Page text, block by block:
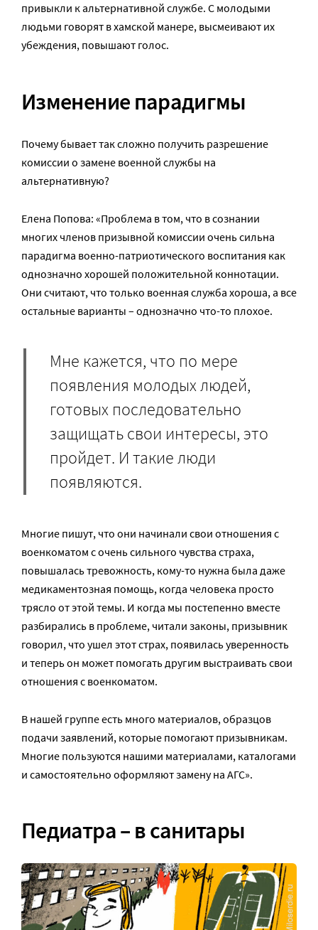
привыкли к альтернативной службе. С молодыми
людьми говорят в хамской манере, высмеивают их
убеждения, повышают голос.
Изменение парадигмы
Почему бывает так сложно получить разрешение
комиссии о замене военной службы на
альтернативную?
Елена Попова: «Проблема в том, что в сознании
многих членов призывной комиссии очень сильна
парадигма военно-патриотического воспитания как
однозначно хорошей положительной коннотации.
Они считают, что только военная служба хороша, а все
остальные варианты – однозначно что-то плохое.
Мне кажется, что по мере
появления молодых людей,
готовых последовательно
защищать свои интересы, это
пройдет. И такие люди
появляются.
Многие пишут, что они начинали свои отношения с
военкоматом с очень сильного чувства страха,
повышалась тревожность, кому-то нужна была даже
медикаментозная помощь, когда человека просто
трясло от этой темы. И когда мы постепенно вместе
разбирались в проблеме, читали законы, призывник
говорил, что ушел этот страх, появилась уверенность
и теперь он может помогать другим выстраивать свои
отношения с военкоматом.
В нашей группе есть много материалов, образцов
подачи заявлений, которые помогают призывникам.
Многие пользуются нашими материалами, каталогами
и самостоятельно оформляют замену на АГС».
Педиатра – в санитары